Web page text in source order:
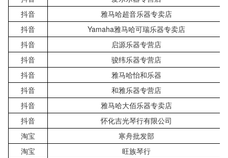
抖音
雅马哈超音乐器专卖店
抖音
Yamaha雅马哈可瑞乐器专卖店
抖音
启源乐器专营店
抖音
骏纬乐器专营店
抖音
雅马哈怡和乐器
抖音
和雅乐器专营店
抖音
雅马哈大佰乐器专卖店
抖音
怀化吉光琴行有限公司
淘宝
寒舟批发部
淘宝
旺族琴行